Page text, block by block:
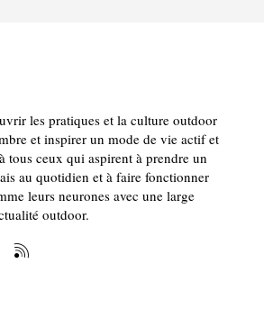
les pratiques et la culture outdoor
et inspirer un mode de vie actif et
tous ceux qui aspirent à prendre un
au quotidien et à faire fonctionner
leurs neurones avec une large
outdoor.